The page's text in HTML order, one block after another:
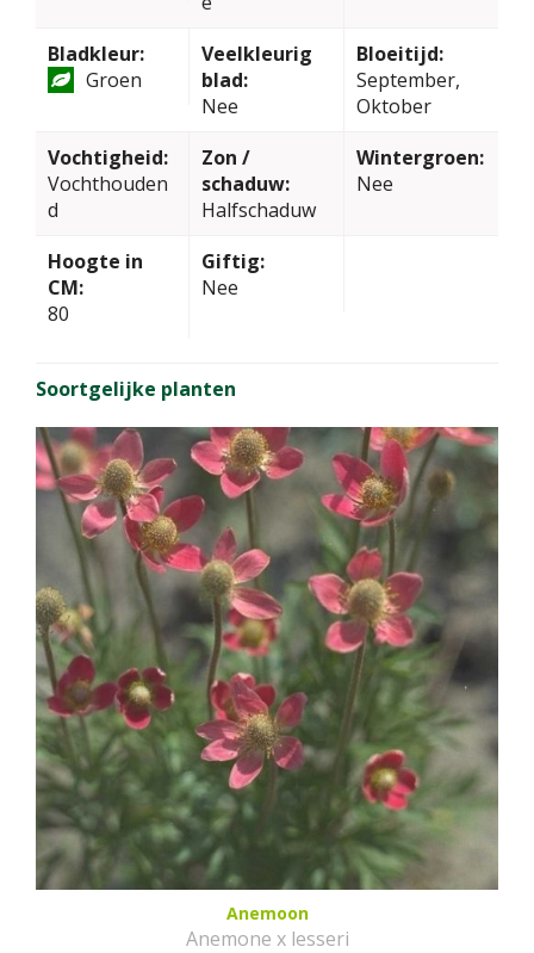
Bladkleur:
Groen
Veelkleurig
blad:
Nee
Bloeitijd:
September,
Oktober
Vochtigheid:
Vochthouden
d
Zon /
schaduw:
Halfschaduw
Wintergroen:
Nee
Hoogte in
CM:
80
Giftig:
Nee
Soortgelijke planten
Anemoon
Anemone x lesseri